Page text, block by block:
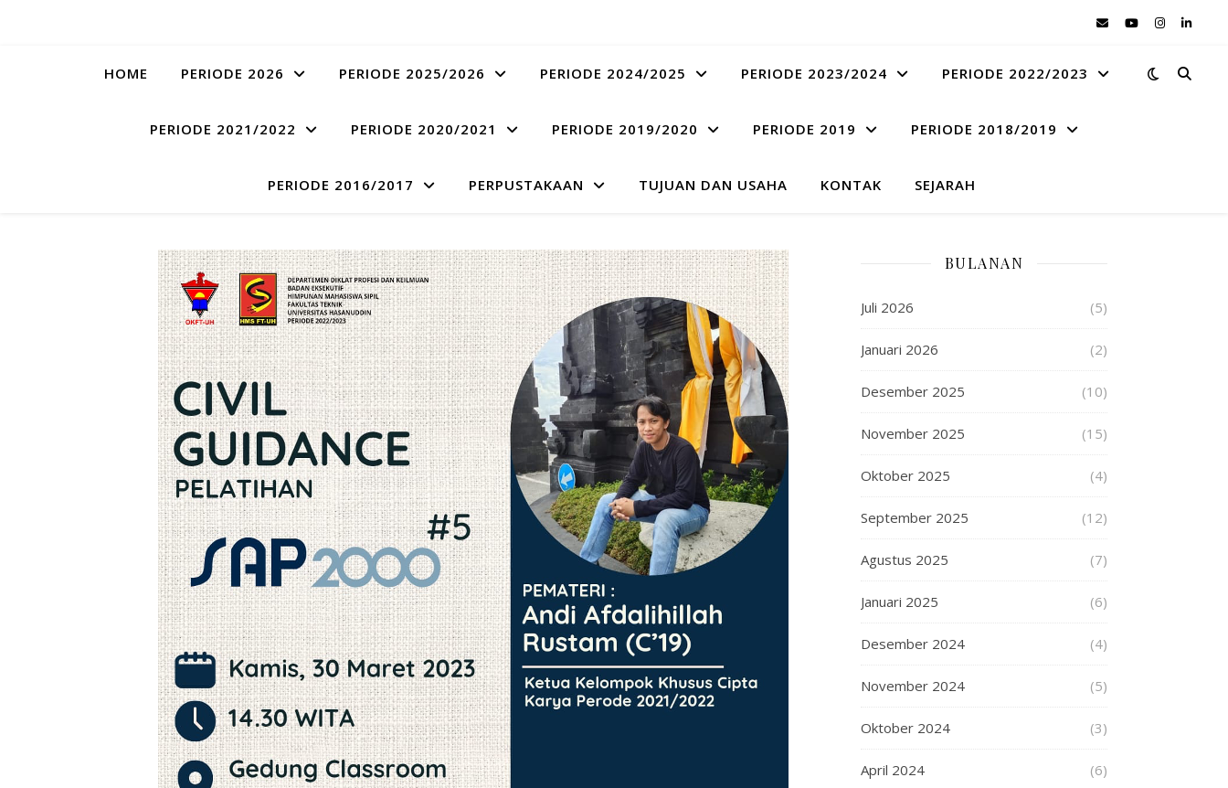
HOME PERIODE 2026 PERIODE 2025/2026 PERIODE 2024/2025 PERIODE 2023/2024 PERIODE 2022/2023
PERIODE 2021/2022 PERIODE 2020/2021 PERIODE 2019/2020 PERIODE 2019 PERIODE 2018/2019
PERIODE 2016/2017 PERPUSTAKAAN TUJUAN DAN USAHA KONTAK SEJARAH
BULANAN
Juli 2026 (5)
Januari 2026 (2)
Desember 2025 (10)
November 2025 (15)
Oktober 2025 (4)
September 2025 (12)
Agustus 2025 (7)
Januari 2025 (6)
Desember 2024 (4)
November 2024 (5)
Oktober 2024 (3)
April 2024 (6)